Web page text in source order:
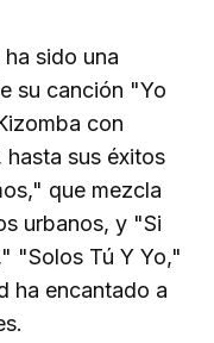
sido una
su canción "Yo
con
hasta sus éxitos
que mezcla
urbanos, y "Si
"Solos Tú Y Yo,"
ha encantado a